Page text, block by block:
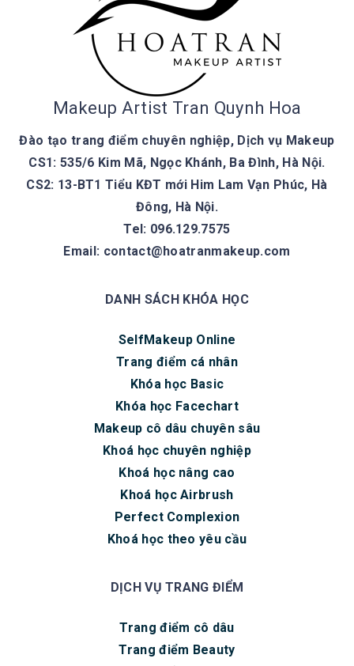
Makeup Artist Tran Quynh Hoa
Đào tạo trang điểm chuyên nghiệp, Dịch vụ Makeup
CS1: 535/6 Kim Mã, Ngọc Khánh, Ba Đình, Hà Nội.
CS2: 13-BT1 Tiểu KĐT mới Him Lam Vạn Phúc, Hà
Đông, Hà Nội.
Tel: 096.129.7575
Email: contact@hoatranmakeup.com
DANH SÁCH KHÓA HỌC
SelfMakeup Online
Trang điểm cá nhân
Khóa học Basic
Khóa học Facechart
Makeup cô dâu chuyên sâu
Khoá học chuyên nghiệp
Khoá học nâng cao
Khoá học Airbrush
Perfect Complexion
Khoá học theo yêu cầu
DỊCH VỤ TRANG ĐIỂM
Trang điểm cô dâu
Trang điểm Beauty